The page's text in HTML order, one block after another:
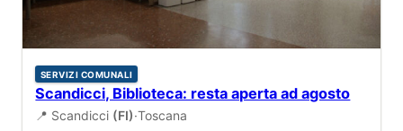
SERVIZI COMUNALI
Scandicci, Biblioteca: resta aperta ad agosto
📍 Scandicci (FI)·Toscana